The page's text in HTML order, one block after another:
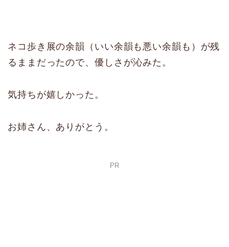
ネコ歩き展の余韻（いい余韻も悪い余韻も）が残
るままだったので、優しさが沁みた。
気持ちが嬉しかった。
お姉さん、ありがとう。
PR